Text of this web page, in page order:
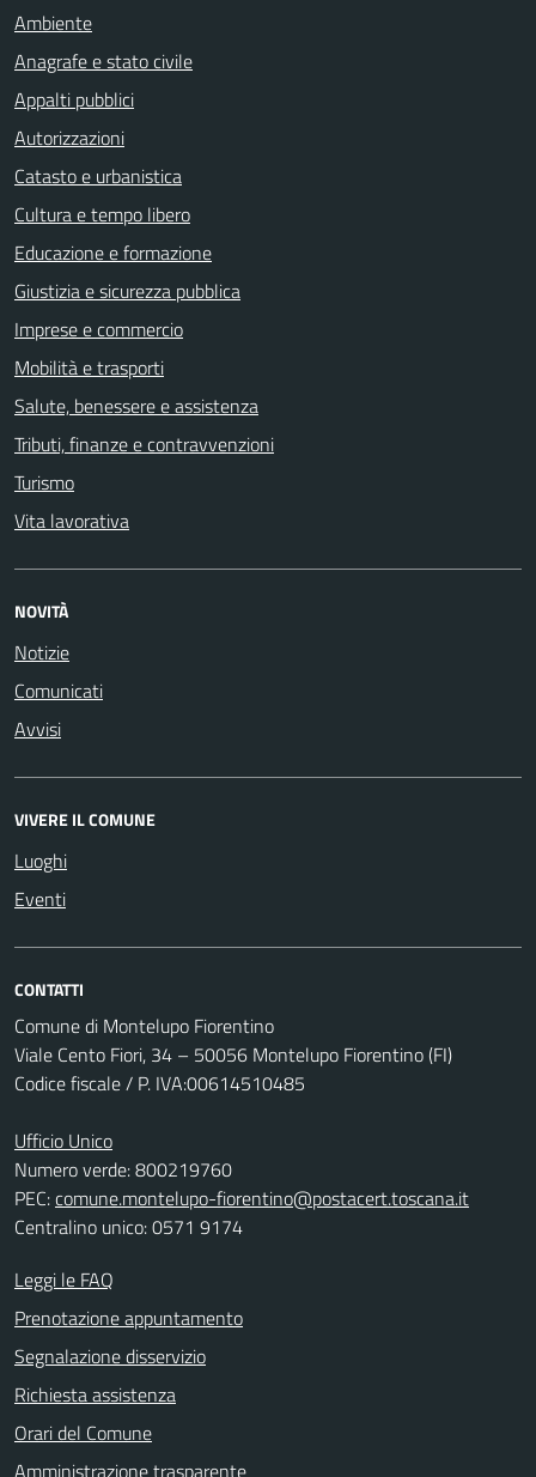
Ambiente
Anagrafe e stato civile
Appalti pubblici
Autorizzazioni
Catasto e urbanistica
Cultura e tempo libero
Educazione e formazione
Giustizia e sicurezza pubblica
Imprese e commercio
Mobilità e trasporti
Salute, benessere e assistenza
Tributi, finanze e contravvenzioni
Turismo
Vita lavorativa
NOVITÀ
Notizie
Comunicati
Avvisi
VIVERE IL COMUNE
Luoghi
Eventi
CONTATTI
Comune di Montelupo Fiorentino
Viale Cento Fiori, 34 – 50056 Montelupo Fiorentino (FI)
Codice fiscale / P. IVA:00614510485
Ufficio Unico
Numero verde: 800219760
PEC:comune.montelupo-fiorentino@postacert.toscana.it
Centralino unico: 0571 9174
Leggi le FAQ
Prenotazione appuntamento
Segnalazione disservizio
Richiesta assistenza
Orari del Comune
Amministrazione trasparente